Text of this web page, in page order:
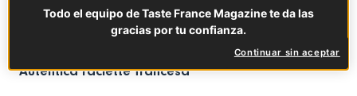
Auténtica raclette francesa
Todo el equipo de Taste France Magazine te da las
gracias por tu confianza.
Continuar sin aceptar